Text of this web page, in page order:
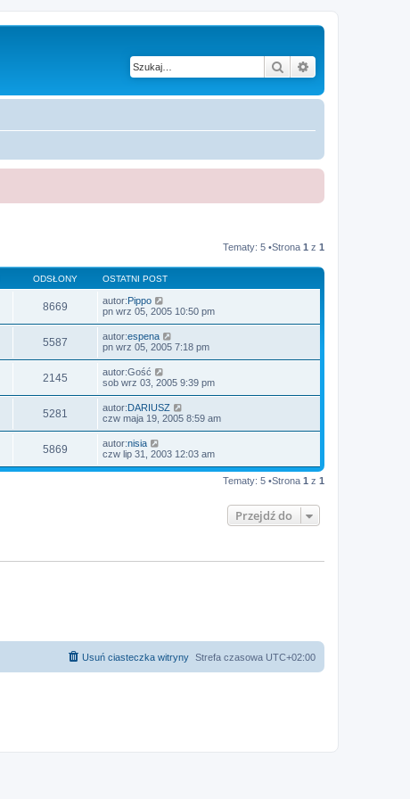
Szukaj
Tematy: 5 •Strona 1 z 1
ODSŁONY OSTATNI POST
8669 autor:Pippo
pn wrz 05, 2005 10:50 pm
5587 autor:espena
pn wrz 05, 2005 7:18 pm
2145 autor:Gość
sob wrz 03, 2005 9:39 pm
5281 autor:DARIUSZ
czw maja 19, 2005 8:59 am
5869 autor:nisia
czw lip 31, 2003 12:03 am
Tematy: 5 •Strona 1 z 1
Przejdź do
Strefa czasowa UTC+02:00
Usuń ciasteczka witryny